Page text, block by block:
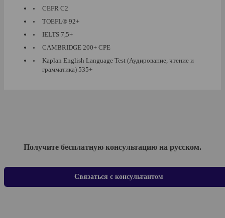
CEFR C2
TOEFL® 92+
IELTS 7,5+
CAMBRIDGE 200+ CPE
Kaplan English Language Test (Аудирование, чтение и
грамматика) 535+
Получите бесплатную консультацию на русском.
Связаться с консультантом